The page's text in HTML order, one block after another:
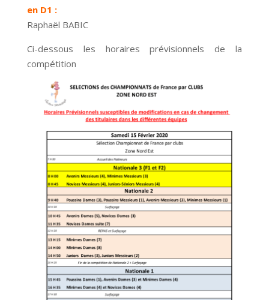
en D1 :
Raphaël BABIC
Ci-dessous les horaires prévisionnels de la
compétition